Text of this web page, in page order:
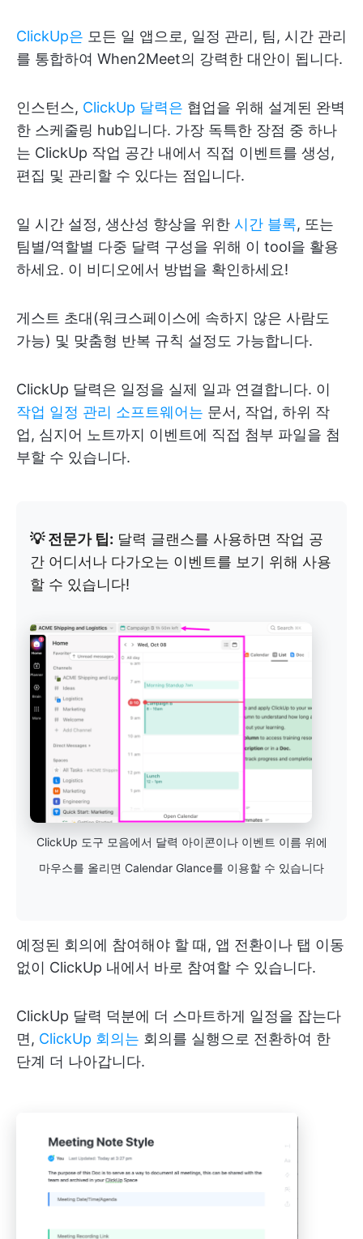
ClickUp은 모든 일 앱으로, 일정 관리, 팀, 시간 관리
를 통합하여 When2Meet의 강력한 대안이 됩니다.
인스턴스, ClickUp 달력은 협업을 위해 설계된 완벽
한 스케줄링 hub입니다. 가장 독특한 장점 중 하나
는 ClickUp 작업 공간 내에서 직접 이벤트를 생성,
편집 및 관리할 수 있다는 점입니다.
일 시간 설정, 생산성 향상을 위한 시간 블록, 또는
팀별/역할별 다중 달력 구성을 위해 이 tool을 활용
하세요. 이 비디오에서 방법을 확인하세요!
게스트 초대(워크스페이스에 속하지 않은 사람도
가능) 및 맞춤형 반복 규칙 설정도 가능합니다.
ClickUp 달력은 일정을 실제 일과 연결합니다. 이
작업 일정 관리 소프트웨어는 문서, 작업, 하위 작
업, 심지어 노트까지 이벤트에 직접 첨부 파일을 첨
부할 수 있습니다.
💡 전문가 팁: 달력 글랜스를 사용하면 작업 공
간 어디서나 다가오는 이벤트를 보기 위해 사용
할 수 있습니다!
ClickUp 도구 모음에서 달력 아이콘이나 이벤트 이름 위에
마우스를 올리면 Calendar Glance를 이용할 수 있습니다
예정된 회의에 참여해야 할 때, 앱 전환이나 탭 이동
없이 ClickUp 내에서 바로 참여할 수 있습니다.
ClickUp 달력 덕분에 더 스마트하게 일정을 잡는다
면, ClickUp 회의는 회의를 실행으로 전환하여 한
단계 더 나아갑니다.